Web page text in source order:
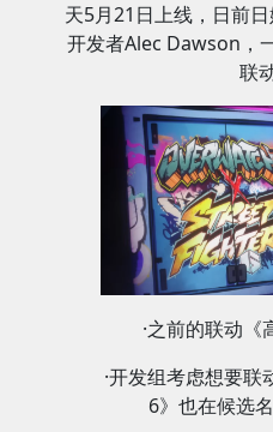
天5月21日上线，日前
开发者Alec Dawson，
联
·之前的联动《
·开发组考虑想要
6》也在候选